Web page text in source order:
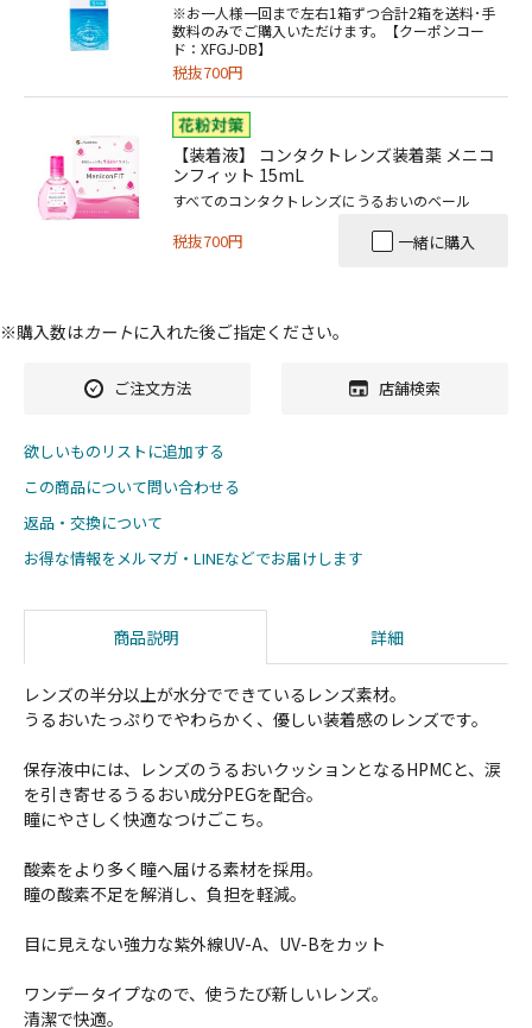
※お一人様一回まで左右1箱ずつ合計2箱を送料･手
数料のみでご購入いただけます。【クーポンコー
ド：XFGJ-DB】
税抜700円
【装着液】 コンタクトレンズ装着薬 メニコ
ンフィット 15mL
すべてのコンタクトレンズにうるおいのベール
税抜700円 一緒に購入
※購入数はカートに入れた後ご指定ください。
ご注文方法 店舗検索
欲しいものリストに追加する
この商品について問い合わせる
返品・交換について
お得な情報をメルマガ・LINEなどでお届けします
商品説明 詳細
レンズの半分以上が水分でできているレンズ素材。
うるおいたっぷりでやわらかく、優しい装着感のレンズです。
保存液中には、レンズのうるおいクッションとなるHPMCと、涙
を引き寄せるうるおい成分PEGを配合。
瞳にやさしく快適なつけごこち。
酸素をより多く瞳へ届ける素材を採用。
瞳の酸素不足を解消し、負担を軽減。
目に見えない強力な紫外線UV-A、UV-Bをカット
ワンデータイプなので、使うたび新しいレンズ。
清潔で快適。